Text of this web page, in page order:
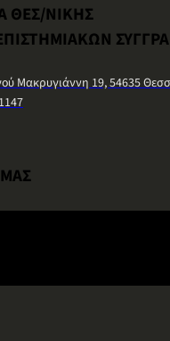
ΘΕΣ/ΝΙΚΗΣ
Μακρυγιάννη 19, 54635